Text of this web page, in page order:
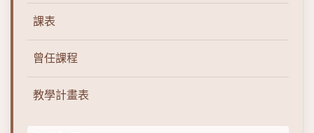
課表
曾任課程
教學計畫表